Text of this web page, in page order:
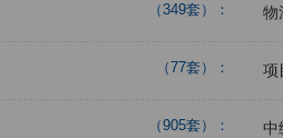
（349套）： 物
（77套）： 项
（905套）： 中